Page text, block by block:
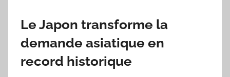
Le Japon transforme la
demande asiatique en
record historique